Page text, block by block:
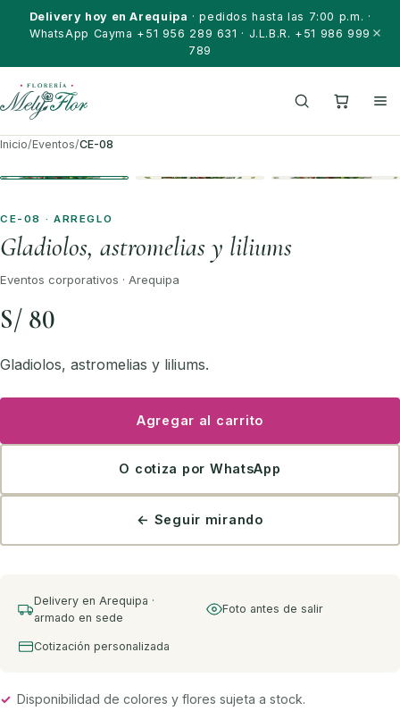
Saltar al contenido
Delivery hoy en Arequipa · pedidos hasta las 7:00 p.m. ·
WhatsApp Cayma +51 956 289 631 · J.L.B.R. +51 986 999
789
Inicio/Eventos/CE-08
CE-08 · ARREGLO
Gladiolos, astromelias y liliums
Eventos corporativos · Arequipa
S/ 80
Gladiolos, astromelias y liliums.
Agregar al carrito
O cotiza por WhatsApp
← Seguir mirando
Delivery en Arequipa ·
armado en sede
Foto antes de salir
Cotización personalizada
✓ Disponibilidad de colores y flores sujeta a stock.